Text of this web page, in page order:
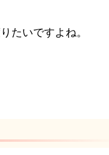
たいですよね。